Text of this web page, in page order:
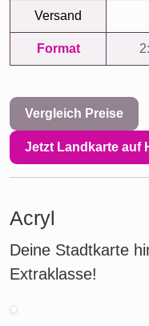
Versand
Format
Vergleich Preise
Jetzt Landkarte auf
Acryl
Deine Stadtkarte
Extraklasse!